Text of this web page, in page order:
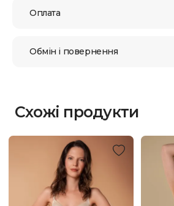
Оплата
Обмін і повернення
Схожі продукти